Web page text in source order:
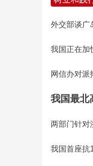
外交部谈广
我国正在加
网信办对派
我国最北
两部门针对
我国首座抗